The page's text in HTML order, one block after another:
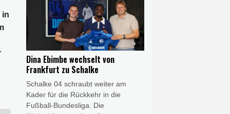
in
reduziert sich die Dauer
automatisch auf drei Jahre.
Dina Ebimbe wechselt von
Frankfurt zu Schalke
Schalke 04 schraubt weiter am
Kader für die Rückkehr in die
Fußball-Bundesliga. Die